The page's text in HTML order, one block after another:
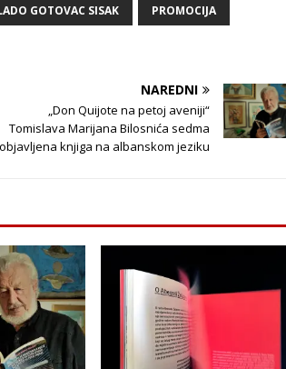
GOTOVAC SISAK PROMOCIJA
NAREDNI
„Don Quijote na petoj aveniji“
Tomislava Marijana Bilosnića sedma
objavljena knjiga na albanskom jeziku